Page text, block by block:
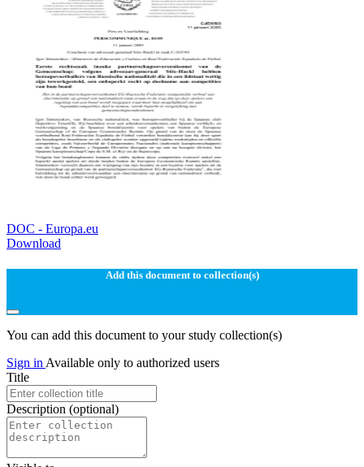
DOC - Europa.eu
Download
Add this document to collection(s)
You can add this document to your study collection(s)
Sign in Available only to authorized users
Title
Description (optional)